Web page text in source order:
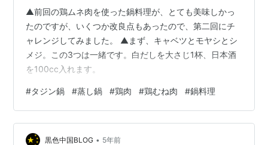
▲前回の鶏ムネ肉を使った鍋料理が、とても美味しかっ
たのですが、いくつか改良点もあったので、第二回にチ
ャレンジしてみました。 ▲まず、キャベツとモヤシとシ
メジ。この3つは一緒です。白だしを大さじ1杯、日本酒
を100cc入れます。
#タジン鍋 #蒸し鍋 #鶏肉 #鶏むね肉 #鍋料理
黒色中国BLOG • 5年前